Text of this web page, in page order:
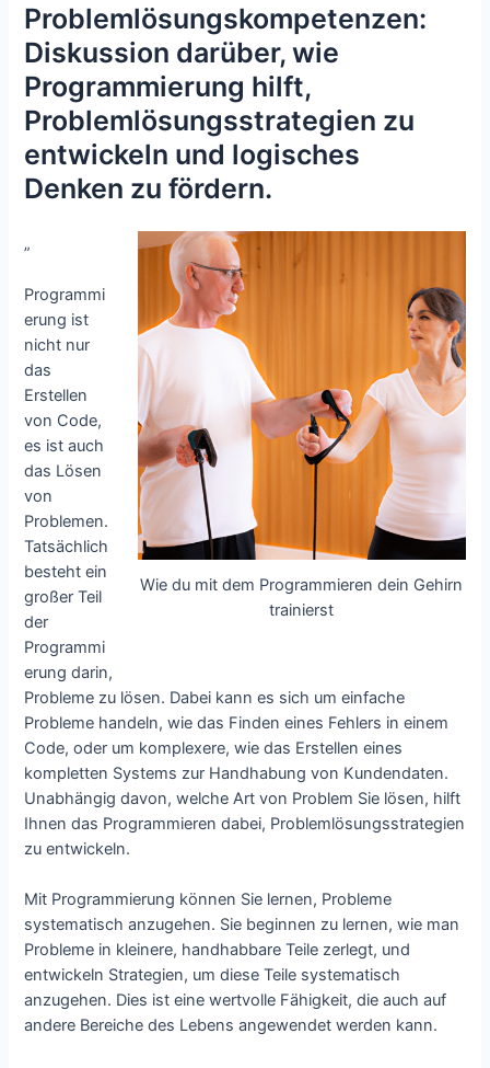
Problemlösungskompetenzen:
Diskussion darüber, wie
Programmierung hilft,
Problemlösungsstrategien zu
entwickeln und logisches
Denken zu fördern.
Wie du mit dem Programmieren dein Gehirn
trainierst
„
Programmi
erung ist
nicht nur
das
Erstellen
von Code,
es ist auch
das Lösen
von
Problemen.
Tatsächlich
besteht ein
großer Teil
der
Programmi
erung darin,
Probleme zu lösen. Dabei kann es sich um einfache
Probleme handeln, wie das Finden eines Fehlers in einem
Code, oder um komplexere, wie das Erstellen eines
kompletten Systems zur Handhabung von Kundendaten.
Unabhängig davon, welche Art von Problem Sie lösen, hilft
Ihnen das Programmieren dabei, Problemlösungsstrategien
zu entwickeln.
Mit Programmierung können Sie lernen, Probleme
systematisch anzugehen. Sie beginnen zu lernen, wie man
Probleme in kleinere, handhabbare Teile zerlegt, und
entwickeln Strategien, um diese Teile systematisch
anzugehen. Dies ist eine wertvolle Fähigkeit, die auch auf
andere Bereiche des Lebens angewendet werden kann.